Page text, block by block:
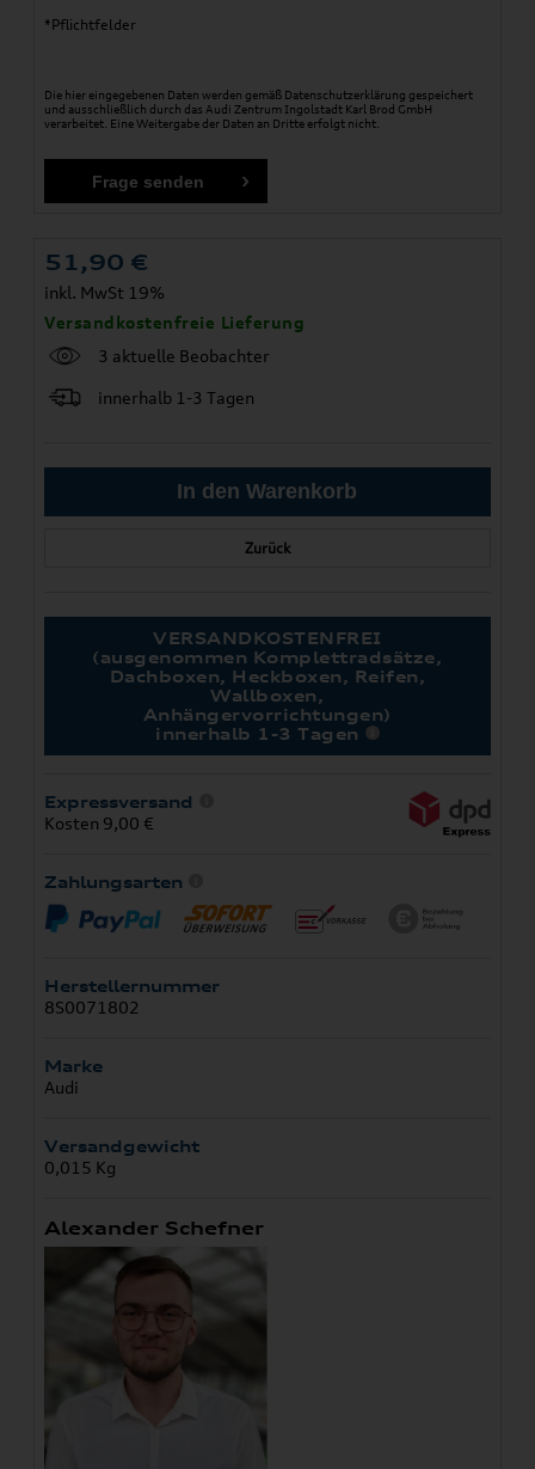
*Pflichtfelder
Die hier eingegebenen Daten werden gemäß Datenschutzerklärung gespeichert
und ausschließlich durch das Audi Zentrum Ingolstadt Karl Brod GmbH
verarbeitet. Eine Weitergabe der Daten an Dritte erfolgt nicht.
51,90 €
inkl. MwSt 19%
Versandkostenfreie Lieferung
3 aktuelle Beobachter
innerhalb 1-3 Tagen
Zurück
VERSANDKOSTENFREI
(ausgenommen Komplettradsätze,
Dachboxen, Heckboxen, Reifen,
Wallboxen,
Anhängervorrichtungen)
innerhalb 1-3 Tagen
Expressversand
Kosten 9,00 €
Zahlungsarten
Herstellernummer
8S0071802
Marke
Audi
Versandgewicht
0,015 Kg
Alexander Schefner